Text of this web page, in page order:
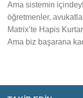
Ama sistemin
öğretmenler,
Matrix’te Hapis
Ama biz başarana